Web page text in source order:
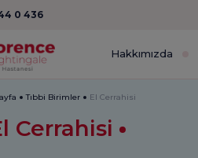
0 436
Hakkımızda
Tıbbi Birimler El Cerrahisi
Cerrahisi